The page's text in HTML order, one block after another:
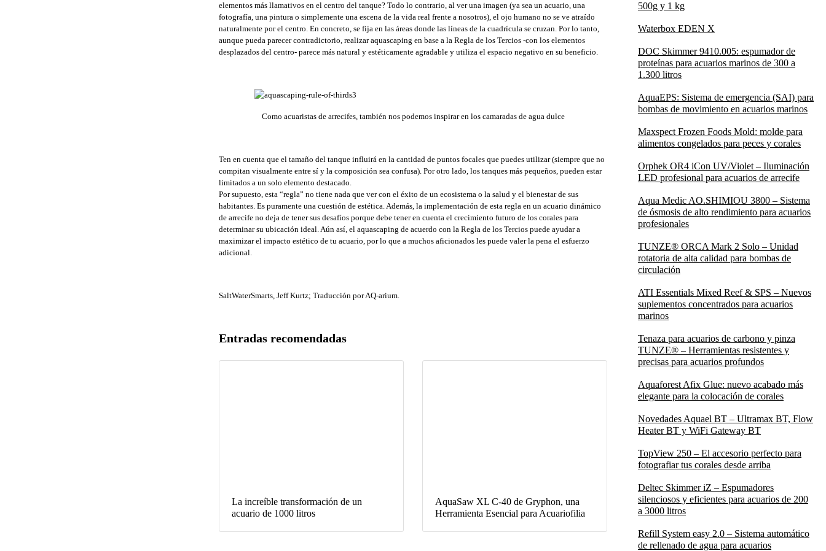
elementos más llamativos en el centro del tanque? Todo lo contrario, al ver una imagen (ya sea un acuario, una
fotografía, una pintura o simplemente una escena de la vida real frente a nosotros), el ojo humano no se ve atraído
naturalmente por el centro. En concreto, se fija en las áreas donde las líneas de la cuadrícula se cruzan. Por lo tanto,
aunque pueda parecer contradictorio, realizar aquascaping en base a la Regla de los Tercios -con los elementos
desplazados del centro- parece más natural y estéticamente agradable y utiliza el espacio negativo en su beneficio.
Como acuaristas de arrecifes, también nos podemos inspirar en los camaradas de agua dulce
Ten en cuenta que el tamaño del tanque influirá en la cantidad de puntos focales que puedes utilizar (siempre que no
compitan visualmente entre sí y la composición sea confusa). Por otro lado, los tanques más pequeños, pueden estar
limitados a un solo elemento destacado.
Por supuesto, esta “regla” no tiene nada que ver con el éxito de un ecosistema o la salud y el bienestar de sus
habitantes. Es puramente una cuestión de estética. Además, la implementación de esta regla en un acuario dinámico
de arrecife no deja de tener sus desafíos porque debe tener en cuenta el crecimiento futuro de los corales para
determinar su ubicación ideal. Aún así, el aquascaping de acuerdo con la Regla de los Tercios puede ayudar a
maximizar el impacto estético de tu acuario, por lo que a muchos aficionados les puede valer la pena el esfuerzo
adicional.
SaltWaterSmarts, Jeff Kurtz; Traducción por AQ-arium.
Entradas recomendadas
La increíble transformación de un
acuario de 1000 litros
AquaSaw XL C-40 de Gryphon, una
Herramienta Esencial para Acuariofilia
500g y 1 kg
Waterbox EDEN X
DOC Skimmer 9410.005: espumador de
proteínas para acuarios marinos de 300 a
1.300 litros
AquaEPS: Sistema de emergencia (SAI) para
bombas de movimiento en acuarios marinos
Maxspect Frozen Foods Mold: molde para
alimentos congelados para peces y corales
Orphek OR4 iCon UV/Violet – Iluminación
LED profesional para acuarios de arrecife
Aqua Medic AO.SHIMIOU 3800 – Sistema
de ósmosis de alto rendimiento para acuarios
profesionales
TUNZE® ORCA Mark 2 Solo – Unidad
rotatoria de alta calidad para bombas de
circulación
ATI Essentials Mixed Reef & SPS – Nuevos
suplementos concentrados para acuarios
marinos
Tenaza para acuarios de carbono y pinza
TUNZE® – Herramientas resistentes y
precisas para acuarios profundos
Aquaforest Afix Glue: nuevo acabado más
elegante para la colocación de corales
Novedades Aquael BT – Ultramax BT, Flow
Heater BT y WiFi Gateway BT
TopView 250 – El accesorio perfecto para
fotografiar tus corales desde arriba
Deltec Skimmer iZ – Espumadores
silenciosos y eficientes para acuarios de 200
a 3000 litros
Refill System easy 2.0 – Sistema automático
de rellenado de agua para acuarios